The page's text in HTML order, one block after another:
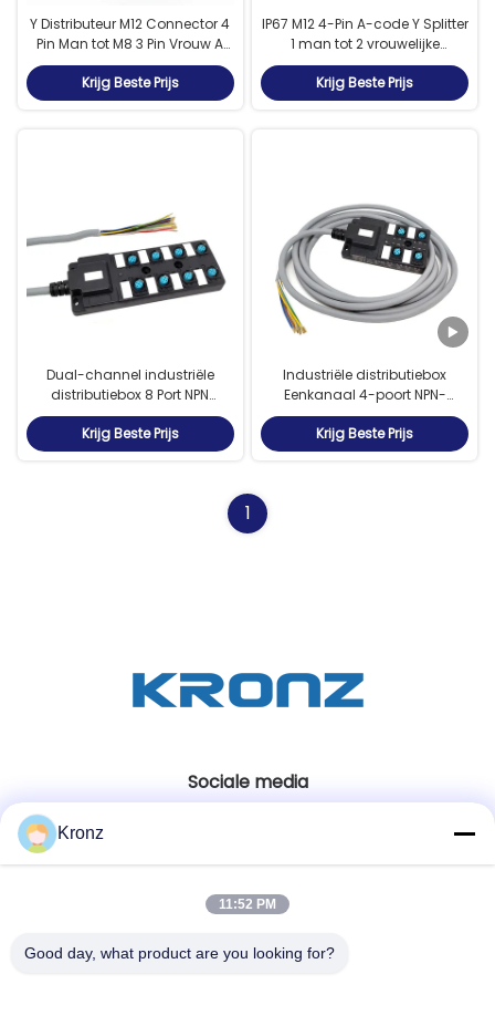
Y Distributeur M12 Connector 4
Pin Man tot M8 3 Pin Vrouw A
Codering
Krijg Beste Prijs
IP67 M12 4-Pin A-code Y Splitter
1 man tot 2 vrouwelijke
verlengkabels voor
fabrieksautomatisering
Krijg Beste Prijs
Dual-channel industriële
distributiebox 8 Port NPN
Junction Box Voor M12
Krijg Beste Prijs
Industriële distributiebox
Eenkanaal 4-poort NPN-
koppelbox voor M12
Krijg Beste Prijs
1
Sociale media
86-020-32981980
Kronz
11:52 PM
Good day, what product are you looking for?